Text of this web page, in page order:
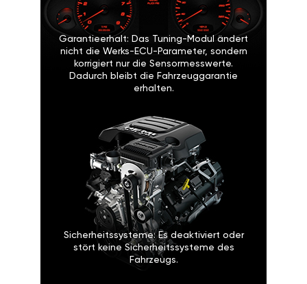
Garantieerhalt: Das Tuning-Modul ändert
nicht die Werks-ECU-Parameter, sondern
korrigiert nur die Sensormesswerte.
Dadurch bleibt die Fahrzeuggarantie
erhalten.
Sicherheitssysteme: Es deaktiviert oder
stört keine Sicherheitssysteme des
Fahrzeugs.